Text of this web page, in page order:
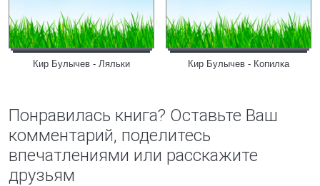
Кир Булычев - Ляльки Кир Булычев - Копилка
Понравилась книга? Оставьте Ваш
комментарий, поделитесь
впечатлениями или расскажите
друзьям